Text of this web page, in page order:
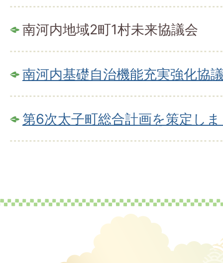
南河内地域2町1村未来協議会
南河内基礎自治機能充実強化協
第6次太子町総合計画を策定し